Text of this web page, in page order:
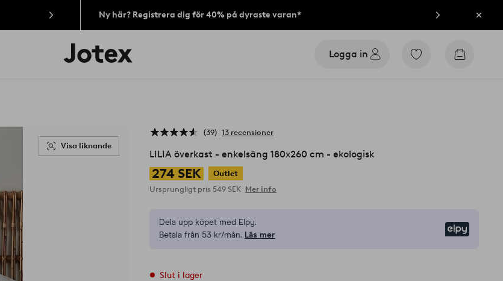
Ny här? Registrera dig för 40% på dyraste varan* Stäng
Jotex
logotyp
Logga in
Gå
Gå
Visa liknande
39 13 recensioner
LILIA överkast - enkelsäng 180x260 cm - ekologisk
274 SEK
Outlet
Ursprungligt pris 549 SEK Mer info
Dela upp köpet med Elpy.
Betala från 53 kr/mån. Läs mer
Slut i lager